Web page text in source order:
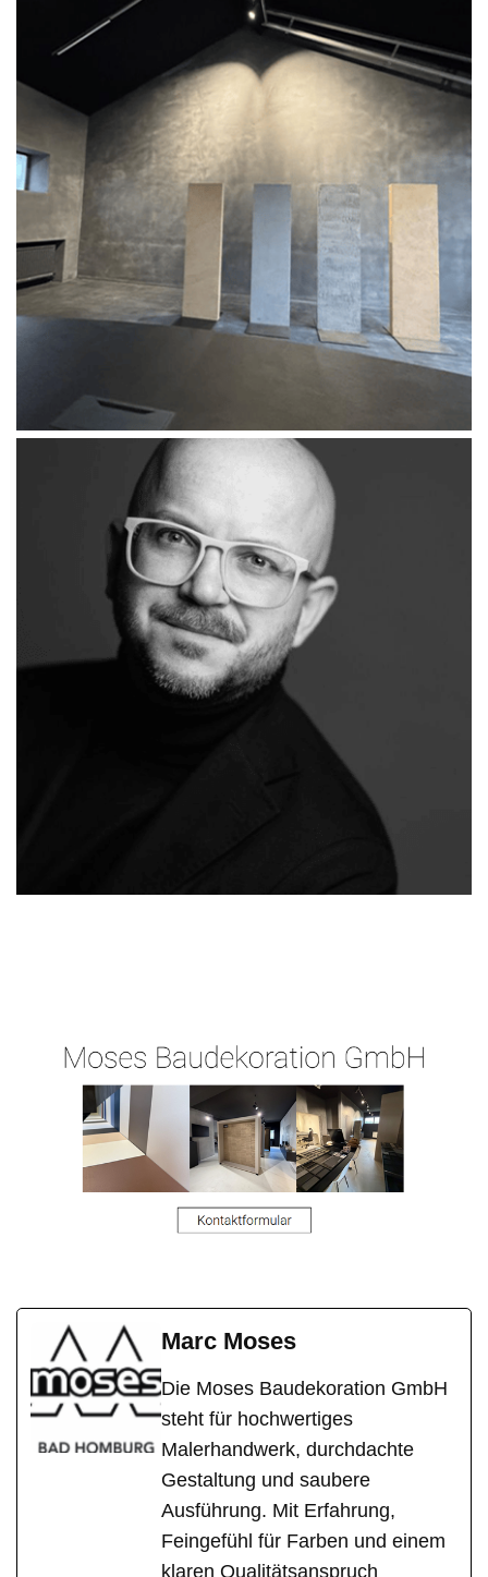
Marc Moses
Die Moses Baudekoration GmbH
steht für hochwertiges
Malerhandwerk, durchdachte
Gestaltung und saubere
Ausführung. Mit Erfahrung,
Feingefühl für Farben und einem
klaren Qualitätsanspruch